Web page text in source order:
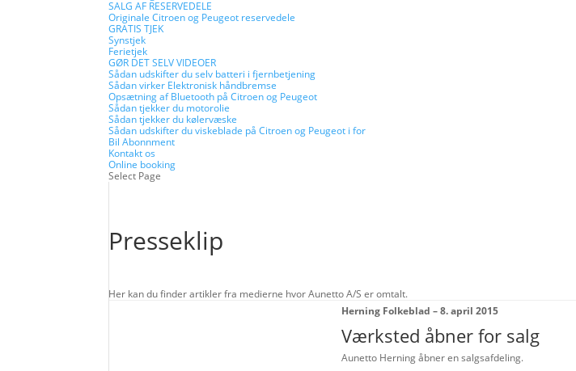
SALG AF RESERVEDELE
Originale Citroen og Peugeot reservedele
GRATIS TJEK
Synstjek
Ferietjek
GØR DET SELV VIDEOER
Sådan udskifter du selv batteri i fjernbetjening
Sådan virker Elektronisk håndbremse
Opsætning af Bluetooth på Citroen og Peugeot
Sådan tjekker du motorolie
Sådan tjekker du kølervæske
Sådan udskifter du viskeblade på Citroen og Peugeot i for
Bil Abonnment
Kontakt os
Online booking
Select Page
Presseklip
Her kan du finder artikler fra medierne hvor Aunetto A/S er omtalt.
Herning Folkeblad – 8. april 2015
Værksted åbner for salg
Aunetto Herning åbner en salgsafdeling.